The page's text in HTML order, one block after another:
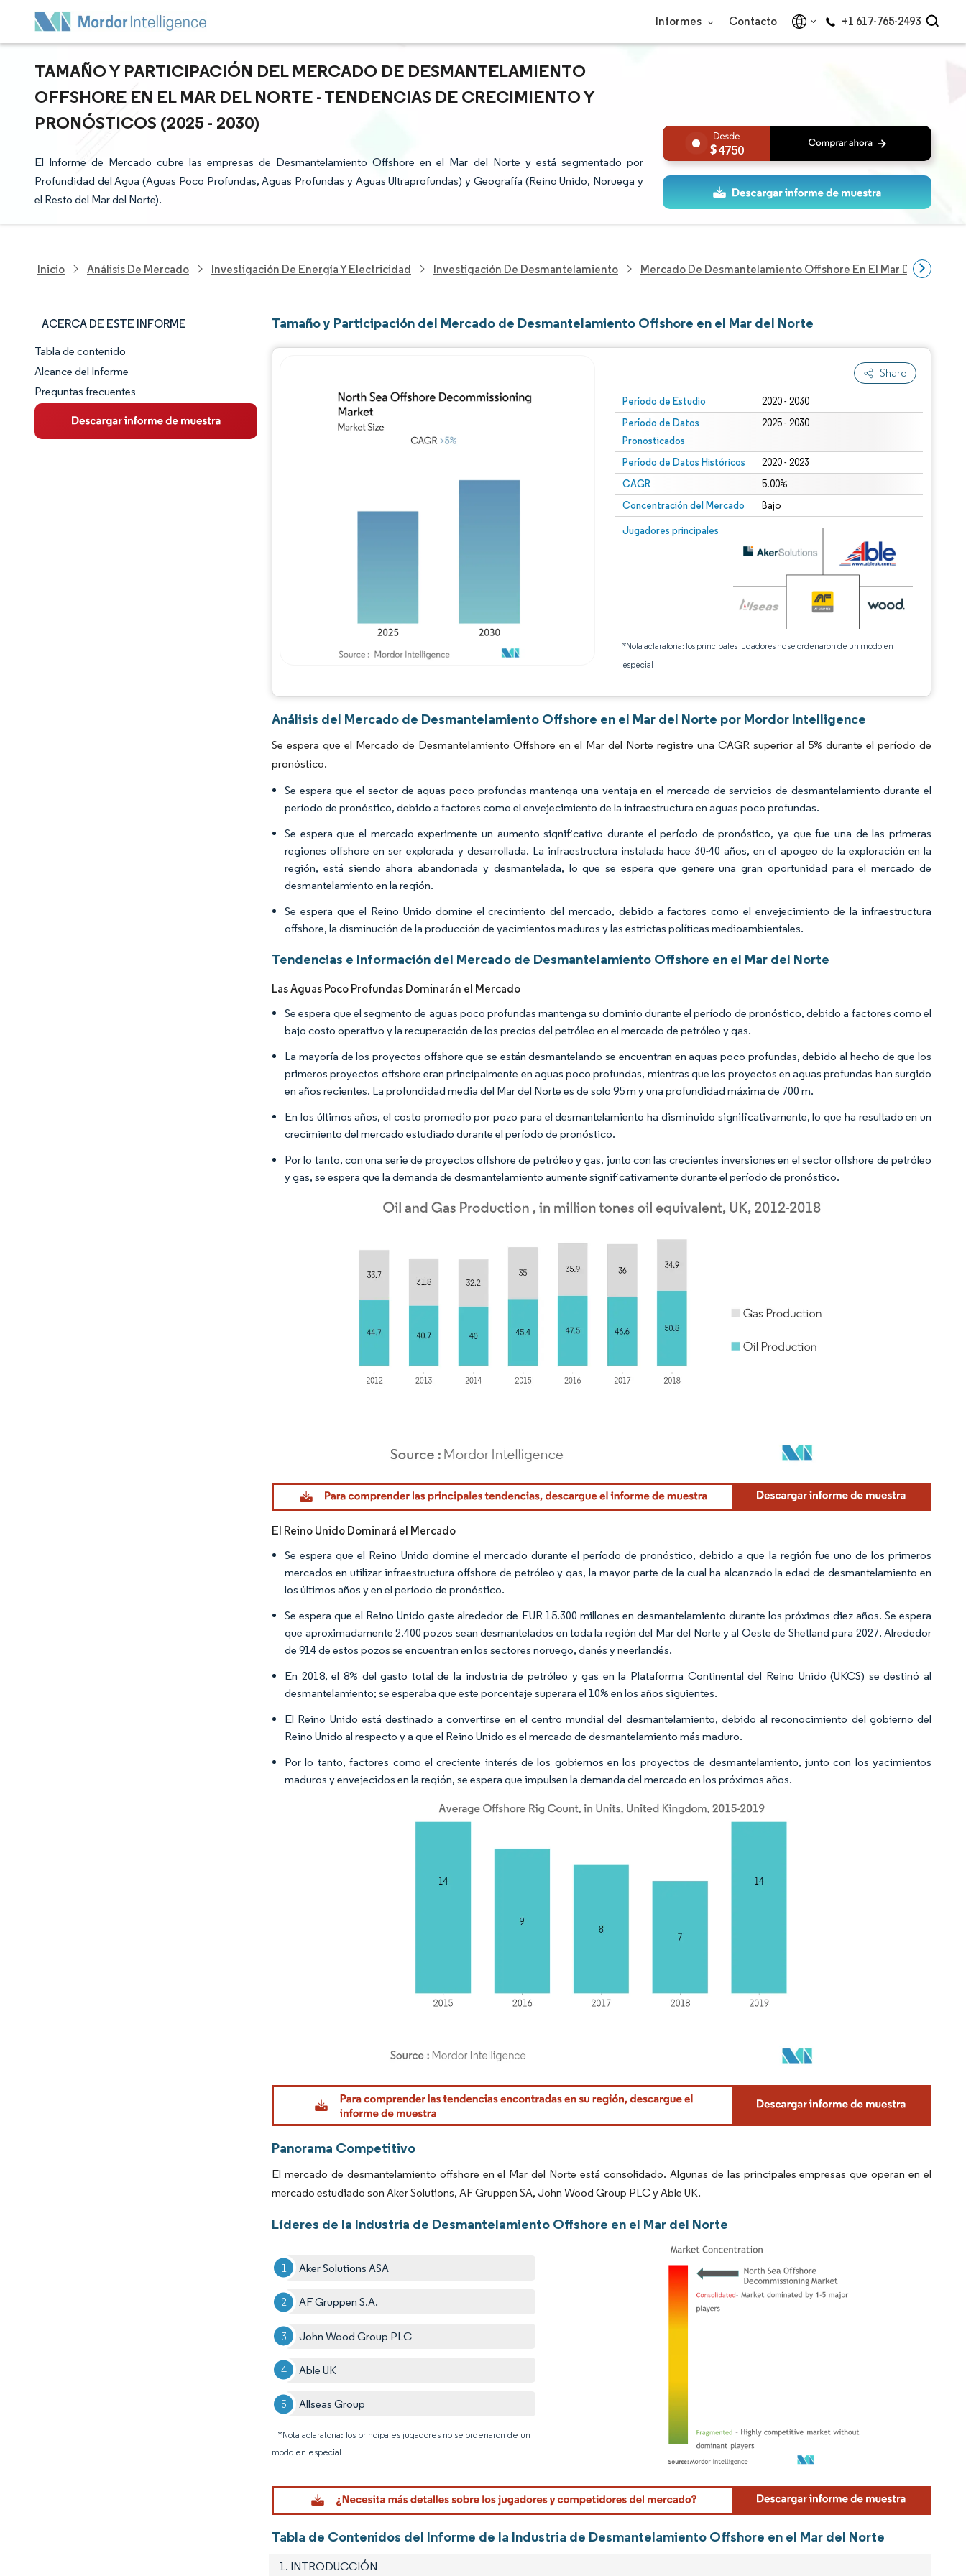
Informes Contacto +1 617-765-2493
TAMAÑO Y PARTICIPACIÓN DEL MERCADO DE DESMANTELAMIENTO
OFFSHORE EN EL MAR DEL NORTE - TENDENCIAS DE CRECIMIENTO Y
PRONÓSTICOS (2025 - 2030)
El Informe de Mercado cubre las empresas de Desmantelamiento Offshore en el Mar del Norte y está segmentado por
Profundidad del Agua (Aguas Poco Profundas, Aguas Profundas y Aguas Ultraprofundas) y Geografía (Reino Unido, Noruega y
el Resto del Mar del Norte).
4750
Inicio Análisis De Mercado Investigación De Energía Y Electricidad Investigación De Desmantelamiento Mercado De Desmantelamiento Offshore En El Mar Del Norte
ACERCA DE ESTE INFORME
Panorama del Mercado
Visión General del Mercado
Tendencias Principales del Mercado
Tabla de contenido
Alcance del Informe
Preguntas frecuentes
Tamaño y Participación del Mercado de Desmantelamiento Offshore en el Mar del Norte
Share
Período de Estudio 2020 - 2030
Período de Datos
Pronosticados
2025 - 2030
Período de Datos Históricos 2020 - 2023
CAGR 5.00%
Concentración del Mercado Bajo
Jugadores principales
*Nota aclaratoria: los principales jugadores no se ordenaron de un modo en
especial
Análisis del Mercado de Desmantelamiento Offshore en el Mar del Norte por Mordor Intelligence
Se espera que el Mercado de Desmantelamiento Offshore en el Mar del Norte registre una CAGR superior al 5% durante el período de
pronóstico.
Se espera que el sector de aguas poco profundas mantenga una ventaja en el mercado de servicios de desmantelamiento durante el
período de pronóstico, debido a factores como el envejecimiento de la infraestructura en aguas poco profundas.
Se espera que el mercado experimente un aumento significativo durante el período de pronóstico, ya que fue una de las primeras
regiones offshore en ser explorada y desarrollada. La infraestructura instalada hace 30-40 años, en el apogeo de la exploración en la
región, está siendo ahora abandonada y desmantelada, lo que se espera que genere una gran oportunidad para el mercado de
desmantelamiento en la región.
Se espera que el Reino Unido domine el crecimiento del mercado, debido a factores como el envejecimiento de la infraestructura
offshore, la disminución de la producción de yacimientos maduros y las estrictas políticas medioambientales.
Tendencias e Información del Mercado de Desmantelamiento Offshore en el Mar del Norte
Las Aguas Poco Profundas Dominarán el Mercado
Se espera que el segmento de aguas poco profundas mantenga su dominio durante el período de pronóstico, debido a factores como el
bajo costo operativo y la recuperación de los precios del petróleo en el mercado de petróleo y gas.
La mayoría de los proyectos offshore que se están desmantelando se encuentran en aguas poco profundas, debido al hecho de que los
primeros proyectos offshore eran principalmente en aguas poco profundas, mientras que los proyectos en aguas profundas han surgido
en años recientes. La profundidad media del Mar del Norte es de solo 95 m y una profundidad máxima de 700 m.
En los últimos años, el costo promedio por pozo para el desmantelamiento ha disminuido significativamente, lo que ha resultado en un
crecimiento del mercado estudiado durante el período de pronóstico.
Por lo tanto, con una serie de proyectos offshore de petróleo y gas, junto con las crecientes inversiones en el sector offshore de petróleo
y gas, se espera que la demanda de desmantelamiento aumente significativamente durante el período de pronóstico.
Imagen © Mordor Intelligence. El uso requiere atribución según CC BY 4.0.
El Reino Unido Dominará el Mercado
Se espera que el Reino Unido domine el mercado durante el período de pronóstico, debido a que la región fue uno de los primeros
mercados en utilizar infraestructura offshore de petróleo y gas, la mayor parte de la cual ha alcanzado la edad de desmantelamiento en
los últimos años y en el período de pronóstico.
Se espera que el Reino Unido gaste alrededor de EUR 15.300 millones en desmantelamiento durante los próximos diez años. Se espera
que aproximadamente 2.400 pozos sean desmantelados en toda la región del Mar del Norte y al Oeste de Shetland para 2027. Alrededor
de 914 de estos pozos se encuentran en los sectores noruego, danés y neerlandés.
En 2018, el 8% del gasto total de la industria de petróleo y gas en la Plataforma Continental del Reino Unido (UKCS) se destinó al
desmantelamiento; se esperaba que este porcentaje superara el 10% en los años siguientes.
El Reino Unido está destinado a convertirse en el centro mundial del desmantelamiento, debido al reconocimiento del gobierno del
Reino Unido al respecto y a que el Reino Unido es el mercado de desmantelamiento más maduro.
Por lo tanto, factores como el creciente interés de los gobiernos en los proyectos de desmantelamiento, junto con los yacimientos
maduros y envejecidos en la región, se espera que impulsen la demanda del mercado en los próximos años.
Imagen © Mordor Intelligence. El uso requiere atribución según CC BY 4.0.
Panorama Competitivo
El mercado de desmantelamiento offshore en el Mar del Norte está consolidado. Algunas de las principales empresas que operan en el
mercado estudiado son Aker Solutions, AF Gruppen SA, John Wood Group PLC y Able UK.
Líderes de la Industria de Desmantelamiento Offshore en el Mar del Norte
Aker Solutions ASA
AF Gruppen S.A.
John Wood Group PLC
Able UK
Allseas Group
*Nota aclaratoria: los principales jugadores no se ordenaron de un
modo en especial
Imagen © Mordor Intelligence. El uso requiere atribución según CC BY 4.0.
Tabla de Contenidos del Informe de la Industria de Desmantelamiento Offshore en el Mar del Norte
1. INTRODUCCIÓN